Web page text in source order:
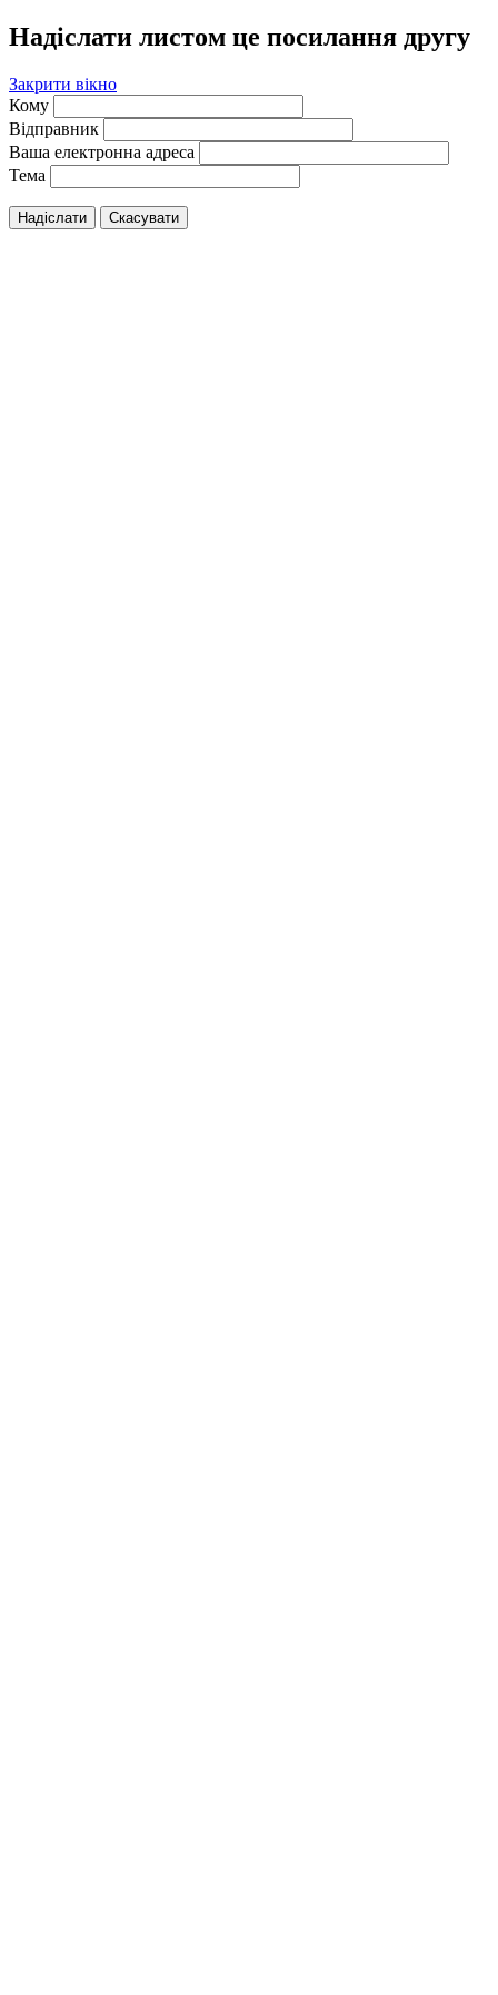
Надіслати листом це посилання другу
Закрити вікно
Кому
Відправник
Ваша електронна адреса
Тема
Надіслати Скасувати